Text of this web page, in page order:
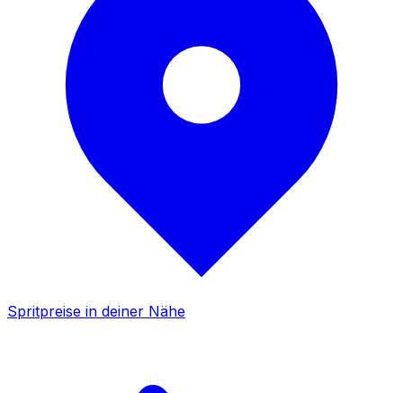
Spritpreise in deiner Nähe